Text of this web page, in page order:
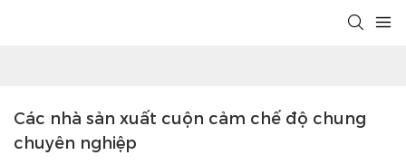
Các nhà sản xuất cuộn cảm chế độ chung
chuyên nghiệp